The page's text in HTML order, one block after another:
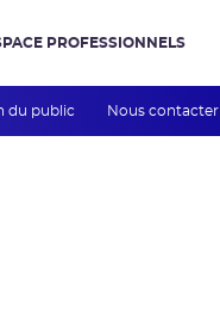
du public Nous contacter
PROFESSIONNELS